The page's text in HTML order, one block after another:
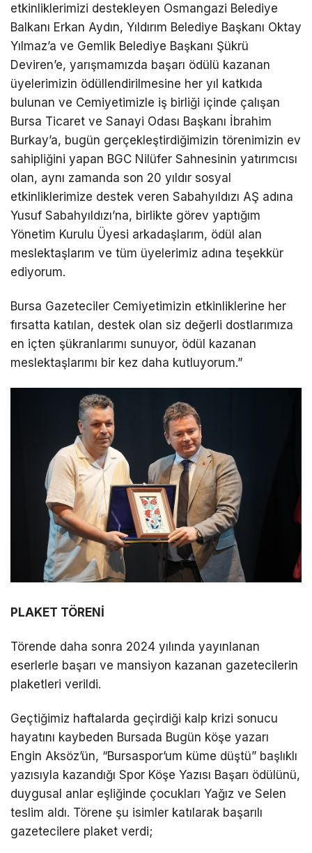
etkinliklerimizi destekleyen Osmangazi Belediye
Balkanı Erkan Aydın, Yıldırım Belediye Başkanı Oktay
Yılmaz’a ve Gemlik Belediye Başkanı Şükrü
Deviren’e, yarışmamızda başarı ödülü kazanan
üyelerimizin ödüllendirilmesine her yıl katkıda
bulunan ve Cemiyetimizle iş birliği içinde çalışan
Bursa Ticaret ve Sanayi Odası Başkanı İbrahim
Burkay’a, bugün gerçekleştirdiğimizin törenimizin ev
sahipliğini yapan BGC Nilüfer Sahnesinin yatırımcısı
olan, aynı zamanda son 20 yıldır sosyal
etkinliklerimize destek veren Sabahyıldızı AŞ adına
Yusuf Sabahyıldızı’na, birlikte görev yaptığım
Yönetim Kurulu Üyesi arkadaşlarım, ödül alan
meslektaşlarım ve tüm üyelerimiz adına teşekkür
ediyorum.
Bursa Gazeteciler Cemiyetimizin etkinliklerine her
fırsatta katılan, destek olan siz değerli dostlarımıza
en içten şükranlarımı sunuyor, ödül kazanan
meslektaşlarımı bir kez daha kutluyorum.”
PLAKET TÖRENİ
Törende daha sonra 2024 yılında yayınlanan
eserlerle başarı ve mansiyon kazanan gazetecilerin
plaketleri verildi.
Geçtiğimiz haftalarda geçirdiği kalp krizi sonucu
hayatını kaybeden Bursada Bugün köşe yazarı
Engin Aksöz’ün, “Bursaspor’um küme düştü” başlıklı
yazısıyla kazandığı Spor Köşe Yazısı Başarı ödülünü,
duygusal anlar eşliğinde çocukları Yağız ve Selen
teslim aldı. Törene şu isimler katılarak başarılı
gazetecilere plaket verdi;